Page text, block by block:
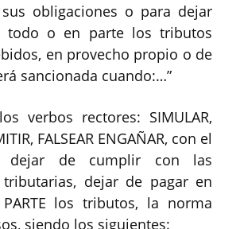
obligaciones o para dejar
todo o en parte los tributos
en provecho propio o de
sancionada cuando:…”
verbos rectores: SIMULAR,
FALSEAR ENGAÑAR, con el
dejar de cumplir con las
tributarias, dejar de pagar en
los tributos, la norma
siendo los siguientes: